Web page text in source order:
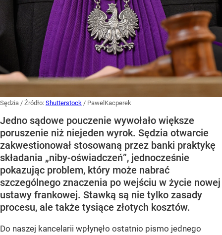
Sędzia / Źródło: Shutterstock / PawelKacperek
Jedno sądowe pouczenie wywołało większe
poruszenie niż niejeden wyrok. Sędzia otwarcie
zakwestionował stosowaną przez banki praktykę
składania „niby-oświadczeń”, jednocześnie
pokazując problem, który może nabrać
szczególnego znaczenia po wejściu w życie nowej
ustawy frankowej. Stawką są nie tylko zasady
procesu, ale także tysiące złotych kosztów.
Do naszej kancelarii wpłynęło ostatnio pismo jednego